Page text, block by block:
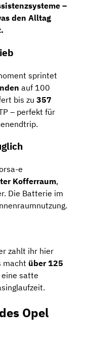
–
den Alltag
sprintet
auf 100
bis zu 357
– perfekt für
e
Kofferraum,
Die Batterie im
zahlt ihr hier
macht über 125
eine satte
Opel